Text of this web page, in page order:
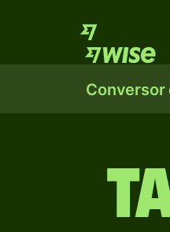
Conversor